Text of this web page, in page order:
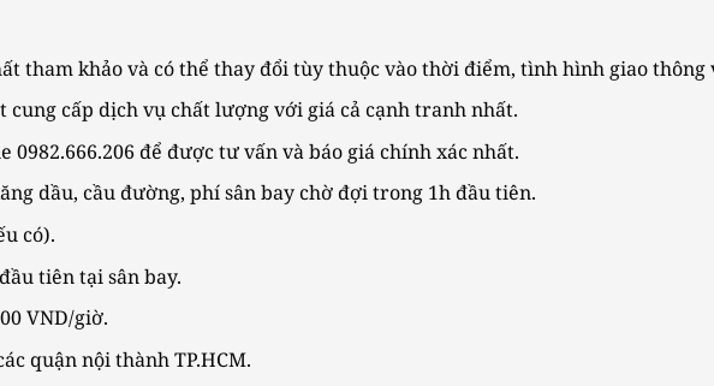
tham khảo và có thể thay đổi tùy thuộc vào thời điểm, tình hình giao thông
cung cấp dịch vụ chất lượng với giá cả cạnh tranh nhất.
0982.666.206 để được tư vấn và báo giá chính xác nhất.
dầu, cầu đường, phí sân bay chờ đợi trong 1h đầu tiên.
có).
tiên tại sân bay.
VND/giờ.
quận nội thành TP.HCM.